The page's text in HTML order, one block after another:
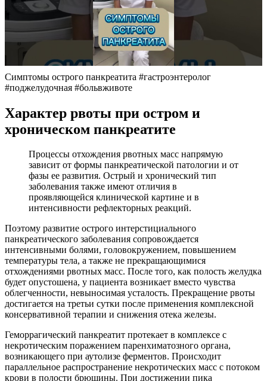
Симптомы острого панкреатита #гастроэнтеролог
#поджелудочная #больвживоте
Характер рвоты при остром и
хроническом панкреатите
Процессы отхождения рвотных масс напрямую
зависит от формы панкреатической патологии и от
фазы ее развития. Острый и хронический тип
заболевания также имеют отличия в
проявляющейся клинической картине и в
интенсивности рефлекторных реакций.
Поэтому развитие острого интерстициального
панкреатического заболевания сопровождается
интенсивными болями, головокружением, повышением
температуры тела, а также не прекращающимися
отхождениями рвотных масс. После того, как полость желудка
будет опустошена, у пациента возникает вместо чувства
облегченности, невыносимая усталость. Прекращение рвоты
достигается на третьи сутки после применения комплексной
консервативной терапии и снижения отека железы.
Геморрагический панкреатит протекает в комплексе с
некротическим поражением паренхиматозного органа,
возникающего при аутолизе ферментов. Происходит
параллельное распространение некротических масс с потоком
крови в полости брюшины. При достижении пика